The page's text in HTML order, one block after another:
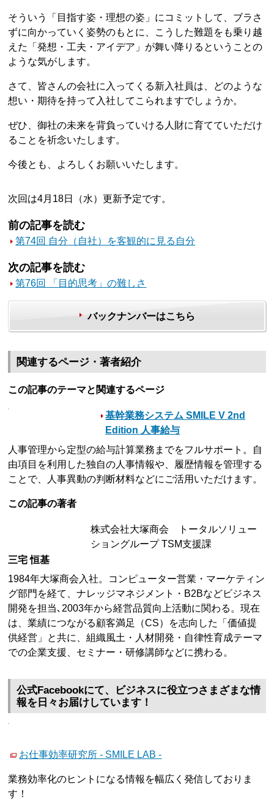
そういう「目指す姿・理想の姿」にコミットして、ブラさ
ずに向かっていく姿勢のもとに、こうした難題をも乗り越
えた「発想・工夫・アイデア」が舞い降りるということの
ような気がします。
さて、皆さんの会社に入ってくる新入社員は、どのような
想い・期待を持って入社してこられますでしょうか。
ぜひ、御社の未来を背負っていける人財に育てていただけ
ることを祈念いたします。
今後とも、よろしくお願いいたします。
次回は4月18日（水）更新予定です。
前の記事を読む
第74回 自分（自社）を客観的に見る自分
次の記事を読む
第76回 「目的思考」の難しさ
バックナンバーはこちら
関連するページ・著者紹介
この記事のテーマと関連するページ
基幹業務システム SMILE V 2nd
Edition 人事給与
人事管理から定型の給与計算業務までをフルサポート。自
由項目を利用した独自の人事情報や、履歴情報を管理する
ことで、人事異動の判断材料などにご活用いただけます。
この記事の著者
株式会社大塚商会 トータルソリュー
ショングループ TSM支援課
三宅 恒基
1984年大塚商会入社。コンピューター営業・マーケティン
グ部門を経て、ナレッジマネジメント・B2Bなどビジネス
開発を担当､2003年から経営品質向上活動に関わる。現在
は、業績につながる顧客満足（CS）を志向した「価値提
供経営」と共に、組織風土・人材開発・自律性育成テーマ
での企業支援、セミナー・研修講師などに携わる。
公式Facebookにて、ビジネスに役立つさまざまな情
報を日々お届けしています！
お仕事効率研究所 - SMILE LAB -
業務効率化のヒントになる情報を幅広く発信しておりま
す！